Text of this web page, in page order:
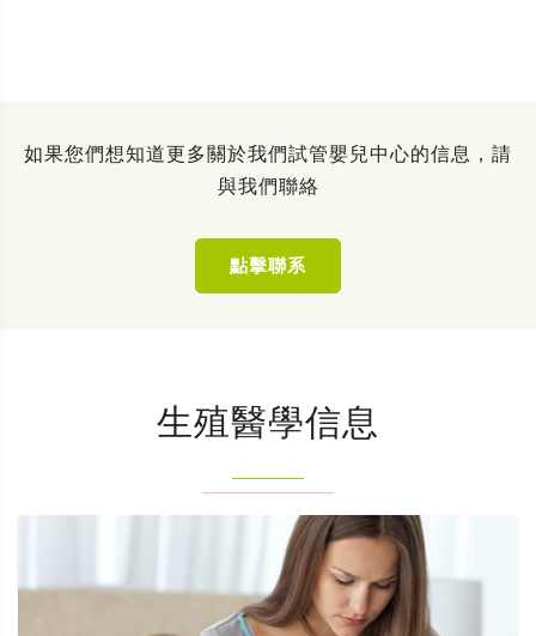
如果您們想知道更多關於我們試管嬰兒中心的信息，請
與我們聯絡
點擊聯系
生殖醫學信息